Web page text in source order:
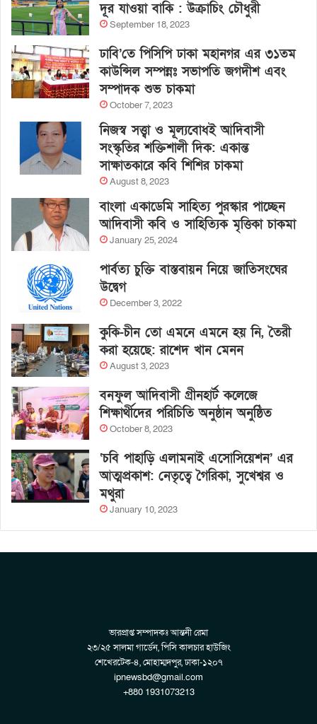
দূর যাওয়া বাকি : উক্রাচিং চৌধুরী
September 18, 2023
ঢাবি’তে পিসিপি ঢাকা মহানগর এর ৩১তম
কাউন্সিল সম্পন্নঃ সভাপতি জগদীশ এবং
সম্পাদক শুভ চাকমা
October 7, 2023
নিজস্ব সত্ত্বা ও মূল্যবোধই আদিবাসী
সংস্কৃতির শক্তিশালী দিক: একান্ত
সাক্ষাতকারে কবি শিশির চাকমা
August 8, 2023
বাংলা একাডেমি সাহিত্য পুরস্কার পাচ্ছেন
আদিবাসী কবি ও সাহিত্যিক মৃত্তিকা চাকমা
January 25, 2024
পার্বত্য চুক্তি বাস্তবায়ন নিয়ে জাতিসংঘের
উদ্বেগ
December 3, 2022
কুকি-চীন তো এমনে এমনে হয় নি, তৈরী
করা হয়েছে: রাশেদ খান মেনন
August 3, 2023
বনফুল আদিবাসী গ্রীনহার্ট কলেজে
শিক্ষার্থীদের পরিচিতি অনুষ্ঠান অনুষ্ঠিত
October 8, 2023
‘চবি পাহাড়ি এলামনাই এসোসিয়েশন’ এর
আত্মপ্রকাশ: নেতৃত্বে গৈরিকা, সুখেশ্বর ও
মথুরা
January 10, 2023
ভারপ্রাপ্ত সম্পাদকঃ আন্তনী রেমা
২৩/২৫ সালমা গার্ডেন, পিসি কালচার হাউজিং
শেখেরটেক-৪, মোহাম্মদপুর, ঢাকা-১২০৭
ipnewsbd@gmail.com
+880 1931073213